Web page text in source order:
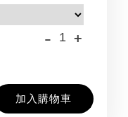
- +
加入購物車